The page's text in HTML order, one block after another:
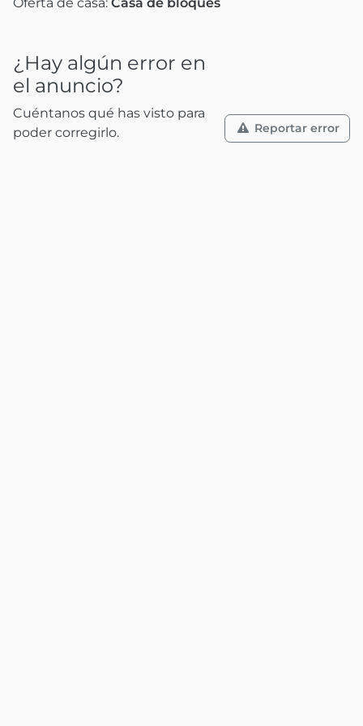
¿Hay algún error en
el anuncio?
Cuéntanos qué has visto para
poder corregirlo.
Reportar error